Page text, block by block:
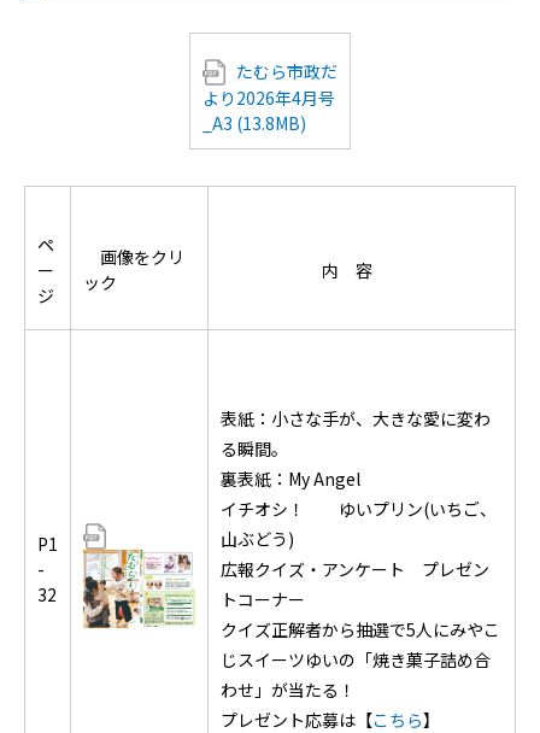
たむら市政だ
より2026年4月号
_A3 (13.8MB)
ペ
ー
ジ
画像をクリ
ック
内 容
P1
-
32
表紙：小さな手が、大きな愛に変わ
る瞬間。
裏表紙：My Angel
イチオシ！ ゆいプリン(いちご、
山ぶどう)
広報クイズ・アンケート プレゼン
トコーナー
クイズ正解者から抽選で5人にみやこ
じスイーツゆいの「焼き菓子詰め合
わせ」が当たる！
プレゼント応募は【こちら】